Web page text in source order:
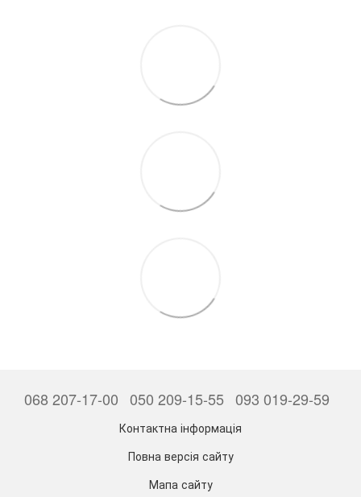
068 207-17-00 050 209-15-55 093 019-29-59
Контактна інформація
Повна версія сайту
Мапа сайту